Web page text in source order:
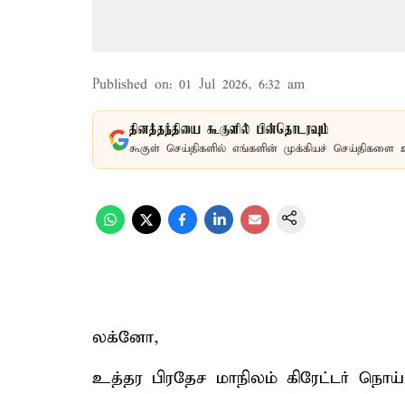
Published on: 01 Jul 2026, 6:32 am
தினத்தந்தியை கூகுளில் பின்தொடரவும்
கூகுள் செய்திகளில் எங்களின் முக்கியச் செய்திகளை
லக்னோ,
உத்தர பிரதேச மாநிலம் கிரேட்டர்